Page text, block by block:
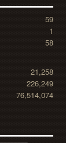
59
1
58
21,258
226,249
76,514,074